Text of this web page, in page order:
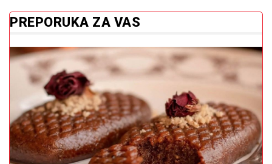
PREPORUKA ZA VAS